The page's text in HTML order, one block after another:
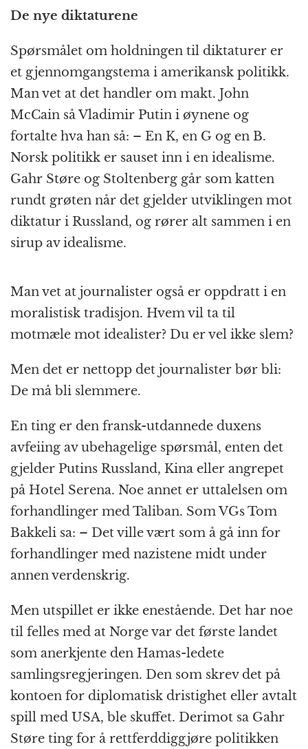
De nye diktaturene
Spørsmålet om holdningen til diktaturer er
et gjennomgangstema i amerikansk politikk.
Man vet at det handler om makt. John
McCain så Vladimir Putin i øynene og
fortalte hva han så: – En K, en G og en B.
Norsk politikk er sauset inn i en idealisme.
Gahr Støre og Stoltenberg går som katten
rundt grøten når det gjelder utviklingen mot
diktatur i Russland, og rører alt sammen i en
sirup av idealisme.
Man vet at journalister også er oppdratt i en
moralistisk tradisjon. Hvem vil ta til
motmæle mot idealister? Du er vel ikke slem?
Men det er nettopp det journalister bør bli:
De må bli slemmere.
En ting er den fransk-utdannede duxens
avfeiing av ubehagelige spørsmål, enten det
gjelder Putins Russland, Kina eller angrepet
på Hotel Serena. Noe annet er uttalelsen om
forhandlinger med Taliban. Som VGs Tom
Bakkeli sa: – Det ville vært som å gå inn for
forhandlinger med nazistene midt under
annen verdenskrig.
Men utspillet er ikke enestående. Det har noe
til felles med at Norge var det første landet
som anerkjente den Hamas-ledete
samlingsregjeringen. Den som skrev det på
kontoen for diplomatisk dristighet eller avtalt
spill med USA, ble skuffet. Derimot sa Gahr
Støre ting for å rettferddiggjøre politikken